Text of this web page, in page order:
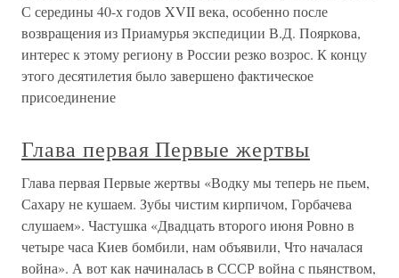
С середины 40-х годов XVII века, особенно после
возвращения из Приамурья экспедиции В.Д. Пояркова,
интерес к этому региону в России резко возрос. К концу
этого десятилетия было завершено фактическое
присоединение
Глава первая Первые жертвы
Глава первая Первые жертвы «Водку мы теперь не пьем,
Сахару не кушаем. Зубы чистим кирпичом, Горбачева
слушаем». Частушка «Двадцать второго июня Ровно в
четыре часа Киев бомбили, нам объявили, Что началася
война». А вот как начиналась в СССР война с пьянством,